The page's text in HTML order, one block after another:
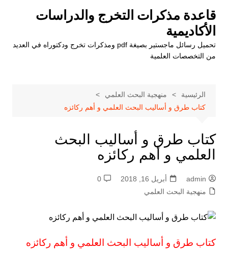
قاعدة مذكرات التخرج والدراسات
الأكاديمية
تحميل رسائل ماجستير بصيغة pdf ومذكرات تخرج ودكتوراه في العديد
من التخصصات العلمية
الرئيسية
منهجية البحث العلمي
كتاب طرق و أساليب البحث العلمي و أهم ركائزه
كتاب طرق و أساليب البحث
العلمي و أهم ركائزه
admin أبريل 16, 2018
0
منهجية البحث العلمي
كتاب طرق و أساليب البحث العلمي و أهم ركائزه